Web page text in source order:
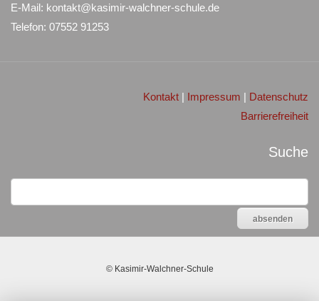
E-Mail: kontakt@kasimir-walchner-schule.de
Telefon: 07552 91253
Kontakt | Impressum | Datenschutz
Barrierefreiheit
Suche
©Kasimir-Walchner-Schule